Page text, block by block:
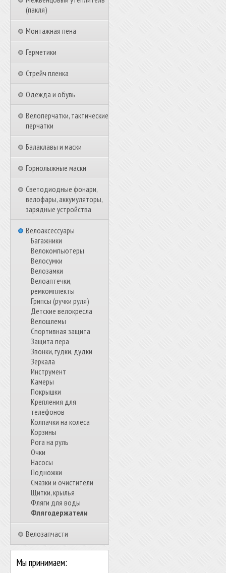
(пакля)
Монтажная пена
Герметики
Стрейч пленка
Одежда и обувь
Велоперчатки, тактические
перчатки
Балаклавы и маски
Горнолыжные маски
Светодиодные фонари,
велофары, аккумуляторы,
зарядные устройства
Велоаксессуары
Багажники
Велокомпьютеры
Велосумки
Велозамки
Велоаптечки,
ремкомплекты
Грипсы (ручки руля)
Детские велокресла
Велошлемы
Спортивная защита
Защита пера
Звонки, гудки, дудки
Зеркала
Инструмент
Камеры
Покрышки
Крепления для
телефонов
Колпачки на колеса
Корзины
Рога на руль
Очки
Насосы
Подножки
Смазки и очистители
Щитки, крылья
Фляги для воды
Флягодержатели
Велозапчасти
Мы принимаем: